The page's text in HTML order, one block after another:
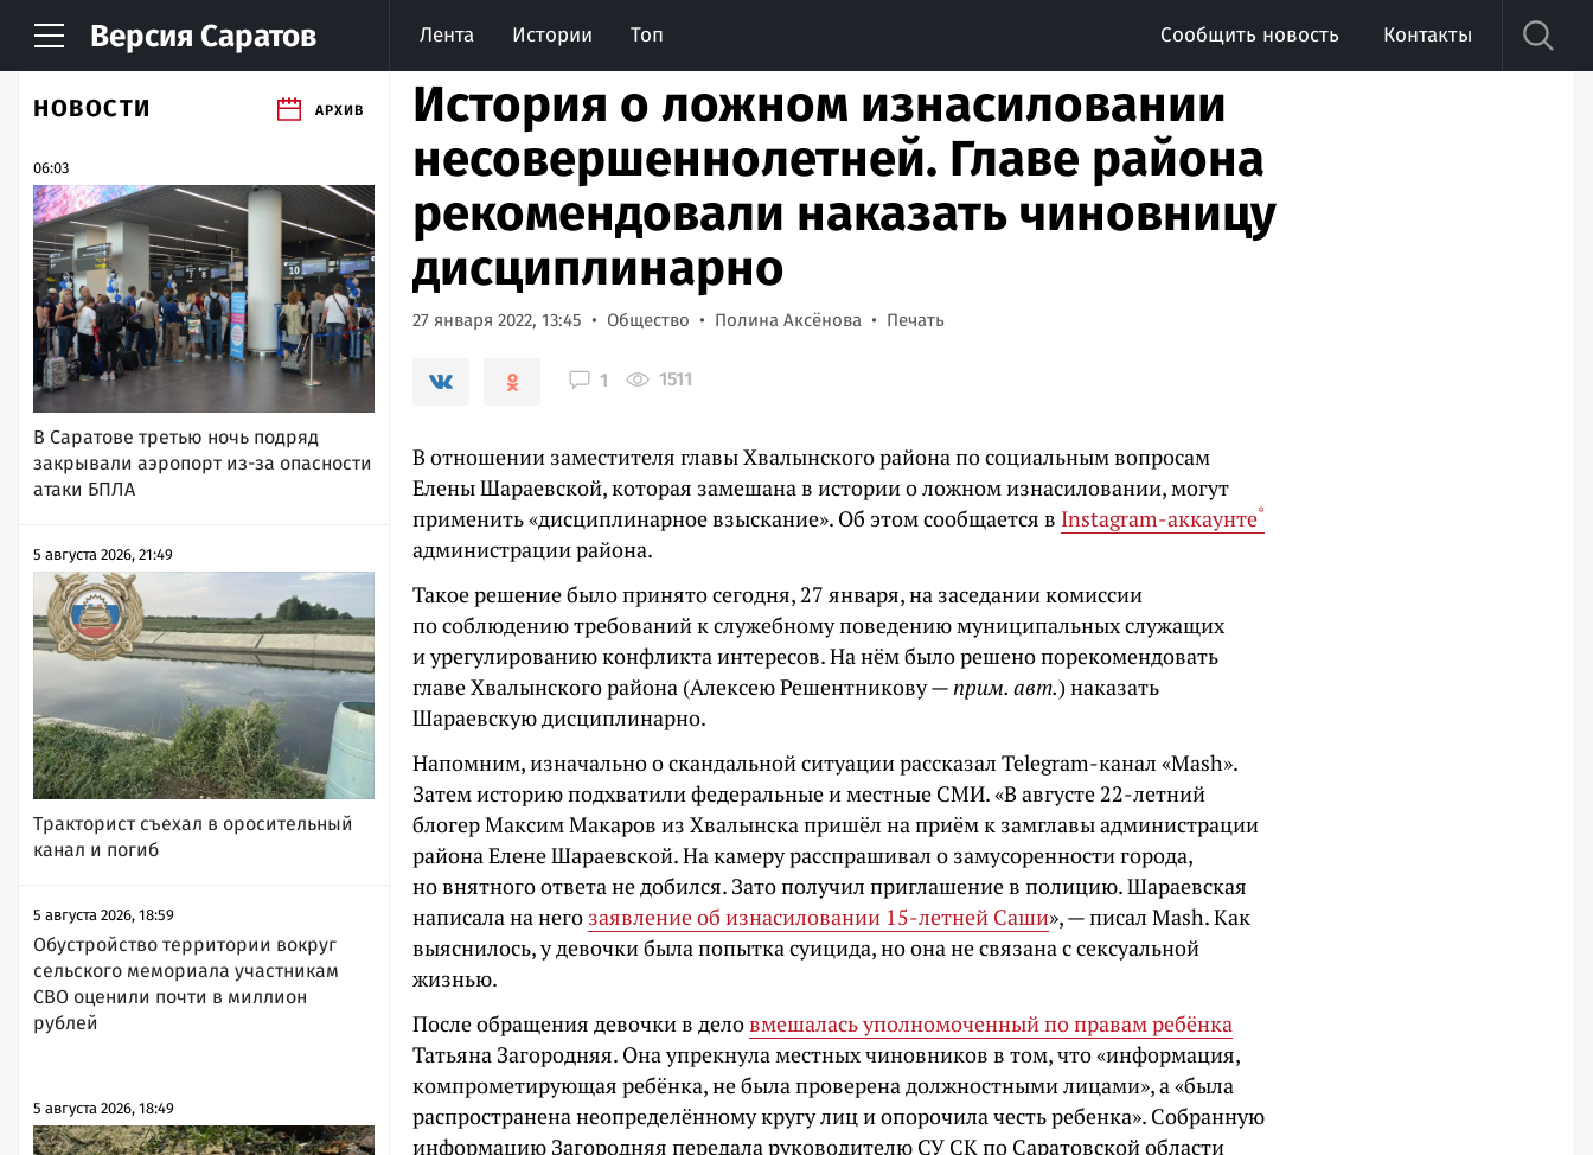
Версия Саратов Лента Истории Топ Сообщить новость Контакты
НОВОСТИ АРХИВ
06:03
В Саратове третью ночь подряд
закрывали аэропорт из-за опасности
атаки БПЛА
5 августа 2026, 21:49
Тракторист съехал в оросительный
канал и погиб
5 августа 2026, 18:59
Обустройство территории вокруг
сельского мемориала участникам
СВО оценили почти в миллион
рублей
5 августа 2026, 18:49
История о ложном изнасиловании
несовершеннолетней. Главе района
рекомендовали наказать чиновницу
дисциплинарно
27 января 2022, 13:45 Общество Полина Аксёнова Печать
1 1511
В отношении заместителя главы Хвалынского района по социальным вопросам
Елены Шараевской, которая замешана в истории о ложном изнасиловании, могут
применить «дисциплинарное взыскание». Об этом сообщается в Instagram-аккаунте*
администрации района.
Такое решение было принято сегодня, 27 января, на заседании комиссии
по соблюдению требований к служебному поведению муниципальных служащих
и урегулированию конфликта интересов. На нём было решено порекомендовать
главе Хвалынского района (Алексею Решентникову —прим. авт.) наказать
Шараевскую дисциплинарно.
Напомним, изначально о скандальной ситуации рассказал Telegram-канал «Mash».
Затем историю подхватили федеральные и местные СМИ. «В августе 22-летний
блогер Максим Макаров из Хвалынска пришёл на приём к замглавы администрации
района Елене Шараевской. На камеру расспрашивал о замусоренности города,
но внятного ответа не добился. Зато получил приглашение в полицию. Шараевская
написала на него заявление об изнасиловании 15-летней Саши», — писал Mash. Как
выяснилось, у девочки была попытка суицида, но она не связана с сексуальной
жизнью.
После обращения девочки в деловмешалась уполномоченный по правам ребёнка
Татьяна Загородняя. Она упрекнула местных чиновников в том, что «информация,
компрометирующая ребёнка, не была проверена должностными лицами», а «была
распространена неопределённому кругу лиц и опорочила честь ребенка». Собранную
информацию Загородняя передала руководителю СУ СК по Саратовской области